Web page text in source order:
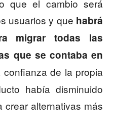
que el cambio será
usuarios y que habrá
migrar todas las
que se contaba en
confianza de la propia
había disminuido
crear alternativas más